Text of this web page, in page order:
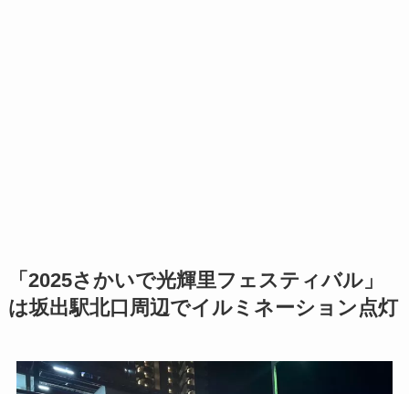
「2025さかいで光輝里フェスティバル」
は坂出駅北口周辺でイルミネーション点灯